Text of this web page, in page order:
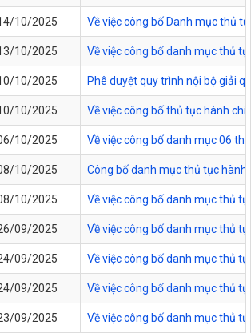
10/2025 Về việc công bố Danh mục thủ
10/2025 Về việc công bố danh mục thủ
10/2025 Phê duyệt quy trình nội bộ giải
10/2025 Về việc công bố thủ tục hành
10/2025 Về việc công bố danh mục 06
10/2025 Công bố danh mục thủ tục
10/2025 Về việc công bố danh mục thủ
09/2025 Về việc công bố danh mục thủ
09/2025 Về việc công bố danh mục thủ
09/2025 Về việc công bố danh mục thủ
09/2025 Về việc công bố danh mục thủ